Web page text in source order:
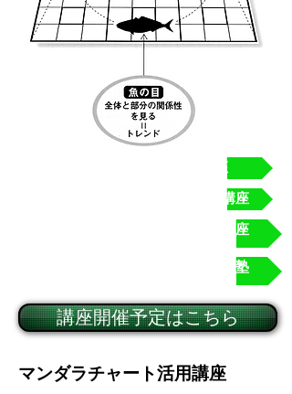
マンダラチャート活用講座
マンダラチャート使いこなし講座
マンダラチャート発想力拡大講座
会員制 マンダラチャート実践塾
マンダラチャート活用講座
講座開催予定はこちら